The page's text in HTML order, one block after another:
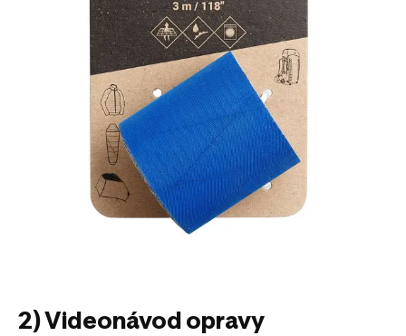
2) Videonávod opravy